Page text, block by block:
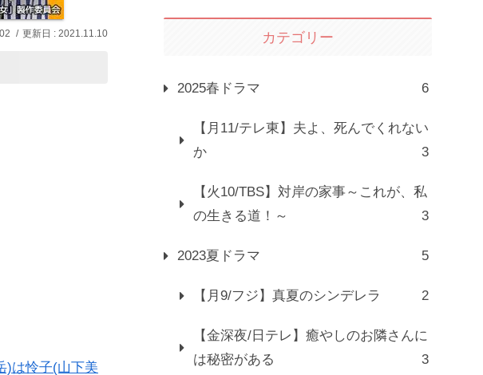
2021.11.10
)は怜子(山下美
カテゴリー
2025春ドラマ 6
【月11/テレ東】夫よ、死んでくれない
か
3
【火10/TBS】対岸の家事～これが、私
の生きる道！～
3
2023夏ドラマ 5
【月9/フジ】真夏のシンデレラ 2
【金深夜/日テレ】癒やしのお隣さんに
は秘密がある
3